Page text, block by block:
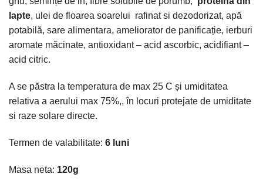
lapte, ulei de floarea soarelui rafinat si dezodorizat, apă
potabilă, sare alimentara, ameliorator de panificație, ierburi
aromate măcinate, antioxidant – acid ascorbic, acidifiant –
acid citric.
A se păstra la temperatura de max 25 C și umiditatea
relativa a aerului max 75%,, în locuri protejate de umiditate
si raze solare directe.
Termen de valabilitate: 6 luni
Masa neta: 120g